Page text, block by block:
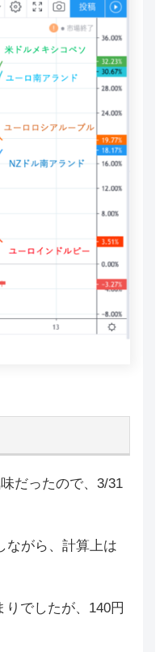
だったので、3/31
ながら、計算上は
でしたが、140円